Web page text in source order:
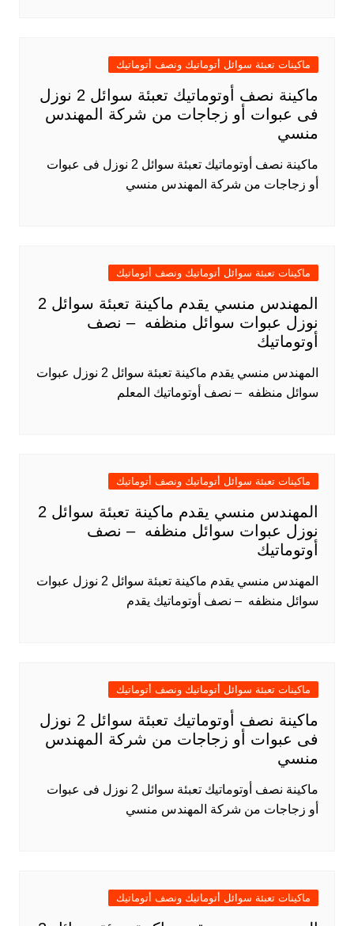
ماكينات تعبئة سوائل أتوماتيك ونصف أتوماتيك
ماكينة نصف أوتوماتيك تعبئة سوائل 2 نوزل
فى عبوات أو زجاجات من شركة المهندس
منسي
ماكينة نصف أوتوماتيك تعبئة سوائل 2 نوزل فى عبوات
أو زجاجات من شركة المهندس منسي
ماكينات تعبئة سوائل أتوماتيك ونصف أتوماتيك
المهندس منسي يقدم ماكينة تعبئة سوائل 2
نوزل عبوات سوائل منظفه – نصف
أوتوماتيك
المهندس منسي يقدم ماكينة تعبئة سوائل 2 نوزل عبوات
سوائل منظفه – نصف أوتوماتيك المعلم
ماكينات تعبئة سوائل أتوماتيك ونصف أتوماتيك
المهندس منسي يقدم ماكينة تعبئة سوائل 2
نوزل عبوات سوائل منظفه – نصف
أوتوماتيك
المهندس منسي يقدم ماكينة تعبئة سوائل 2 نوزل عبوات
سوائل منظفه – نصف أوتوماتيك يقدم
ماكينات تعبئة سوائل أتوماتيك ونصف أتوماتيك
ماكينة نصف أوتوماتيك تعبئة سوائل 2 نوزل
فى عبوات أو زجاجات من شركة المهندس
منسي
ماكينة نصف أوتوماتيك تعبئة سوائل 2 نوزل فى عبوات
أو زجاجات من شركة المهندس منسي
ماكينات تعبئة سوائل أتوماتيك ونصف أتوماتيك